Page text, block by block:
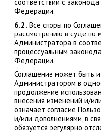
соответствии с
Федерации.
6.2. Все споры по
рассмотрению в суде по
Администратора в
процессуальным
Федерации.
Соглашение может быть
Администратором в
продолжение
внесения изменений и/
означает согласие
и/или дополнениями, в
обязуется регулярно